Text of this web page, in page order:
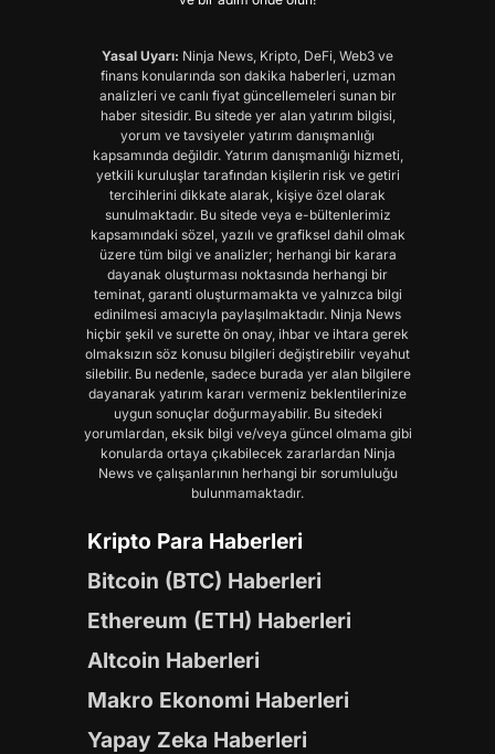
Yasal Uyarı: Ninja News, Kripto, DeFi, Web3 ve
finans konularında son dakika haberleri, uzman
analizleri ve canlı fiyat güncellemeleri sunan bir
haber sitesidir. Bu sitede yer alan yatırım bilgisi,
yorum ve tavsiyeler yatırım danışmanlığı
kapsamında değildir. Yatırım danışmanlığı hizmeti,
yetkili kuruluşlar tarafından kişilerin risk ve getiri
tercihlerini dikkate alarak, kişiye özel olarak
sunulmaktadır. Bu sitede veya e-bültenlerimiz
kapsamındaki sözel, yazılı ve grafiksel dahil olmak
üzere tüm bilgi ve analizler; herhangi bir karara
dayanak oluşturması noktasında herhangi bir
teminat, garanti oluşturmamakta ve yalnızca bilgi
edinilmesi amacıyla paylaşılmaktadır. Ninja News
hiçbir şekil ve surette ön onay, ihbar ve ihtara gerek
olmaksızın söz konusu bilgileri değiştirebilir veyahut
silebilir. Bu nedenle, sadece burada yer alan bilgilere
dayanarak yatırım kararı vermeniz beklentilerinize
uygun sonuçlar doğurmayabilir. Bu sitedeki
yorumlardan, eksik bilgi ve/veya güncel olmama gibi
konularda ortaya çıkabilecek zararlardan Ninja
News ve çalışanlarının herhangi bir sorumluluğu
bulunmamaktadır.
Kripto Para Haberleri
Bitcoin (BTC) Haberleri
Ethereum (ETH) Haberleri
Altcoin Haberleri
Makro Ekonomi Haberleri
Yapay Zeka Haberleri